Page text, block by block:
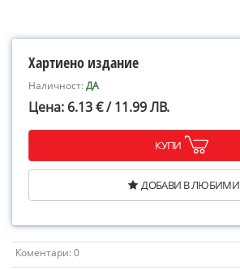
Хартиено издание
Наличност:ДА
Цена: 6.13 € / 11.99 ЛВ.
КУПИ
ДОБАВИ В ЛЮБИМИ
Коментари: 0